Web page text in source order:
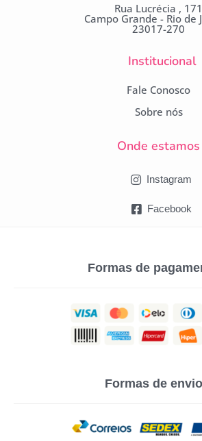
Rua Lucrécia , 171
Campo Grande - Rio de
23017-270
Institucional
Fale Conosco
Sobre nós
Onde estamos
Instagram
Facebook
Formas de
Formas de envio